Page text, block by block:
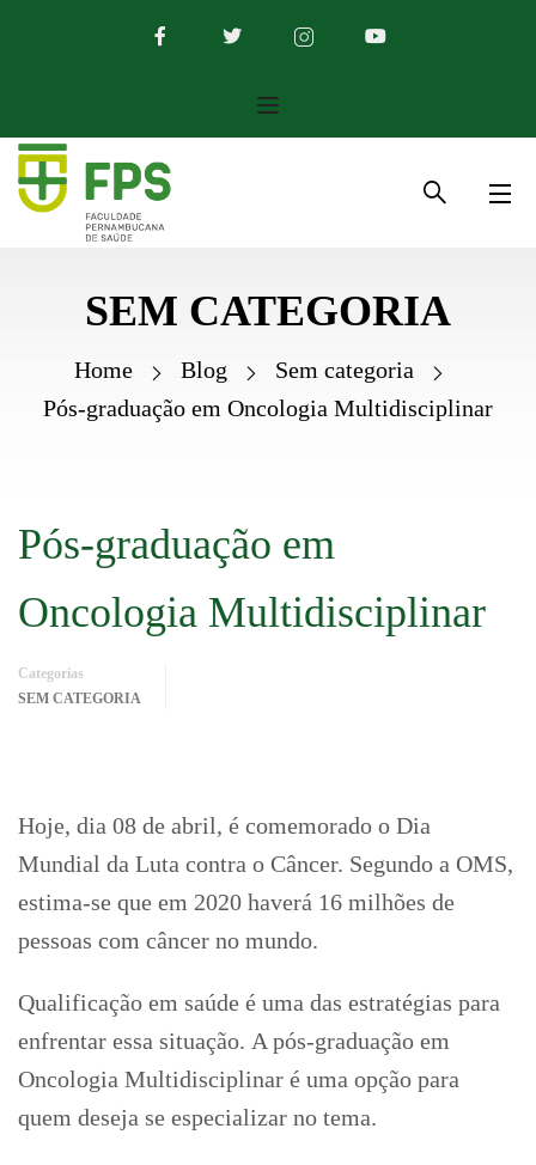
SEM CATEGORIA
Home Blog
Sem categoria
Pós-graduação em Oncologia Multidisciplinar
Pós-graduação em
Oncologia Multidisciplinar
Categorias
SEM CATEGORIA
Hoje, dia 08 de abril, é comemorado o Dia
Mundial da Luta contra o Câncer. Segundo a OMS,
estima-se que em 2020 haverá 16 milhões de
pessoas com câncer no mundo.
Qualificação em saúde é uma das estratégias para
enfrentar essa situação. A pós-graduação em
Oncologia Multidisciplinar é uma opção para
quem deseja se especializar no tema.